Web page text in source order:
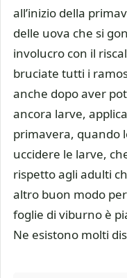
all’inizio della
delle uova che si
involucro con il
bruciate tutti i
anche dopo aver
ancora larve,
primavera, quando
uccidere le larve,
rispetto agli adulti
altro buon modo
foglie di viburno è
Ne esistono molti